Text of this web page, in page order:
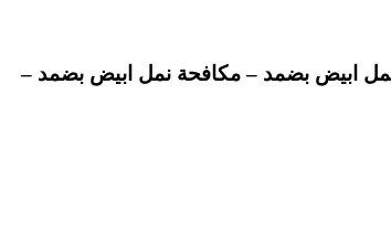
ابيض بضمد – مكافحة نمل ابيض بضمد –